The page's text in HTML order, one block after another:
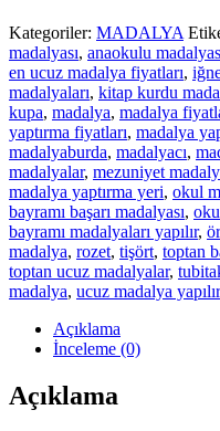
Kategoriler: MADALYA
madalyası, anaokulu
en ucuz madalya fiyatları,
madalyaları, kitap kurdu
kupa, madalya, madalya
yaptırma fiyatları, madalya
madalyaburda, madalyacı,
madalyalar, mezuniyet
madalya yaptırma yeri, okul
bayramı başarı madalyası,
bayramı madalyaları yapılır,
madalya, rozet, tişört, toptan
toptan ucuz madalyalar,
madalya, ucuz madalya yapılır
Açıklama
İnceleme (0)
Açıklama